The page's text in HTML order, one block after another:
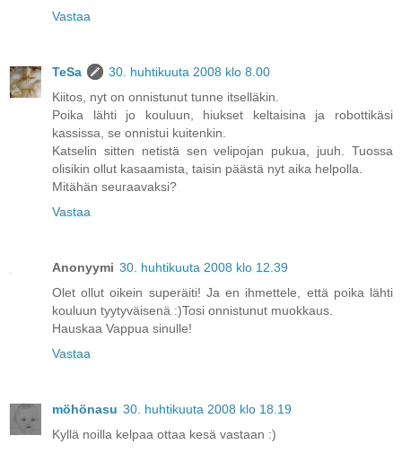
Vastaa
TeSa
30. huhtikuuta 2008 klo 8.00
Kiitos, nyt on onnistunut tunne itselläkin.
Poika lähti jo kouluun, hiukset keltaisina ja robottikäsi
kassissa, se onnistui kuitenkin.
Katselin sitten netistä sen velipojan pukua, juuh. Tuossa
olisikin ollut kasaamista, taisin päästä nyt aika helpolla.
Mitähän seuraavaksi?
Vastaa
Anonyymi 30. huhtikuuta 2008 klo 12.39
Olet ollut oikein superäiti! Ja en ihmettele, että poika lähti
kouluun tyytyväisenä :)Tosi onnistunut muokkaus.
Hauskaa Vappua sinulle!
Vastaa
möhönasu 30. huhtikuuta 2008 klo 18.19
Kyllä noilla kelpaa ottaa kesä vastaan :)